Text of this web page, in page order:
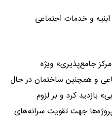
و خدمات اجتماعی
احداث «مرکز جامع‌پذیری» ویژه
و همچنین ساختمان در حال
بازدید کرد و بر لزوم
جهت تقویت سرانه‌های